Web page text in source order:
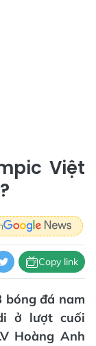
Việt
Copy link
bóng đá nam
ở lượt cuối
Hoàng Anh